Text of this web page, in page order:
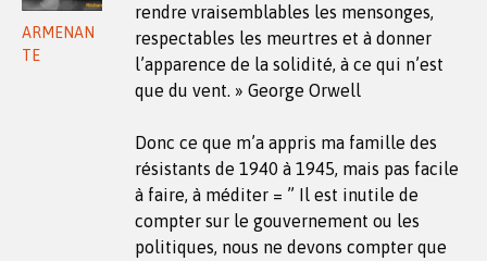
ARMENAN
TE
rendre vraisemblables les mensonges,
respectables les meurtres et à donner
l’apparence de la solidité, à ce qui n’est
que du vent. » George Orwell
Donc ce que m’a appris ma famille des
résistants de 1940 à 1945, mais pas facile
à faire, à méditer = ” Il est inutile de
compter sur le gouvernement ou les
politiques, nous ne devons compter que